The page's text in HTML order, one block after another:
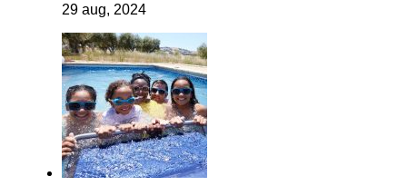
29 aug, 2024